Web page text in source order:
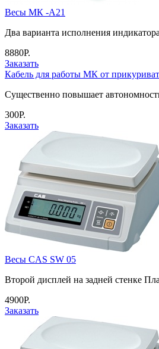
Весы МК -А21
Два варианта исполнения
8880Р.
Заказать
Кабель для работы МК от
Существенно повышает
300Р.
Заказать
Весы CAS SW 05
Второй дисплей на задней стенке
4900Р.
Заказать